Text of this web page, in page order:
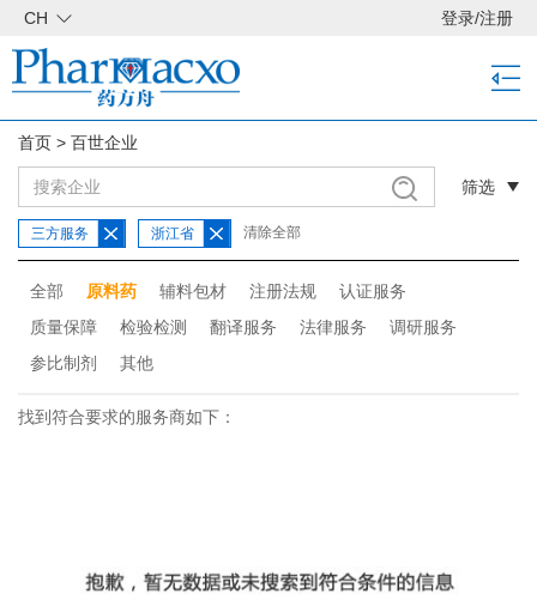
CH 登录/注册
首页 > 百世企业
筛选
三方服务 浙江省 清除全部
全部 原料药 辅料包材 注册法规
认证服务
质量保障
检验检测 翻译服务 法律服务
调研服务
参比制剂
其他
找到符合要求的服务商如下：